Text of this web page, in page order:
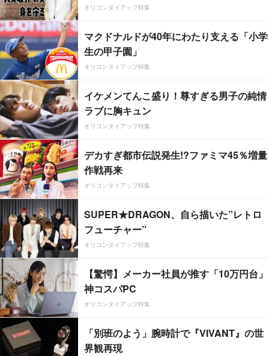
オリコンタイアップ特集
マクドナルドが40年にわたり支える「小学
生の甲子園」
オリコンタイアップ特集
イケメンてんこ盛り！尊すぎる男子の純情
ラブに胸キュン
オリコンタイアップ特集
デカすぎ都市伝説発生!?ファミマ45％増量
作戦再来
オリコンタイアップ特集
SUPER★DRAGON、自ら描いた”レトロ
フューチャー”
オリコンタイアップ特集
【驚愕】メーカー社員が推す「10万円台」
神コスパPC
オリコンタイアップ特集
「別班のよう」腕時計で『VIVANT』の世
界観再現